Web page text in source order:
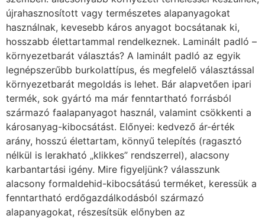
újrahasznosított vagy természetes alapanyagokat
használnak, kevesebb káros anyagot bocsátanak ki,
hosszabb élettartammal rendelkeznek. Laminált padló –
környezetbarát választás? A laminált padló az egyik
legnépszerűbb burkolattípus, és megfelelő választással
környezetbarát megoldás is lehet. Bár alapvetően ipari
termék, sok gyártó ma már fenntartható forrásból
származó faalapanyagot használ, valamint csökkenti a
károsanyag-kibocsátást. Előnyei: kedvező ár-érték
arány, hosszú élettartam, könnyű telepítés (ragasztó
nélkül is lerakható „klikkes” rendszerrel), alacsony
karbantartási igény. Mire figyeljünk? válasszunk
alacsony formaldehid-kibocsátású terméket, keressük a
fenntartható erdőgazdálkodásból származó
alapanyagokat, részesítsük előnyben az